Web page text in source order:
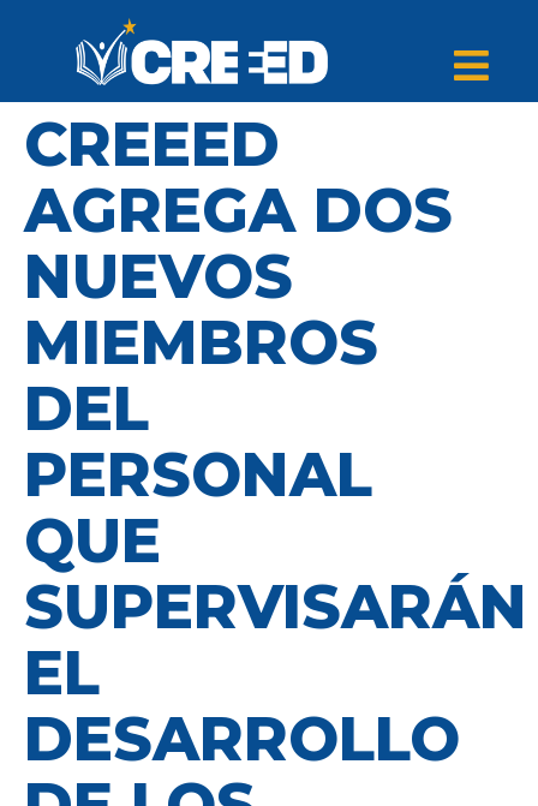
CREEED
AGREGA DOS
NUEVOS
MIEMBROS
DEL
PERSONAL
QUE
SUPERVISARÁN
EL
DESARROLLO